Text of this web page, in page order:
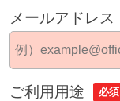
メールアドレス
ご利用用途 必須